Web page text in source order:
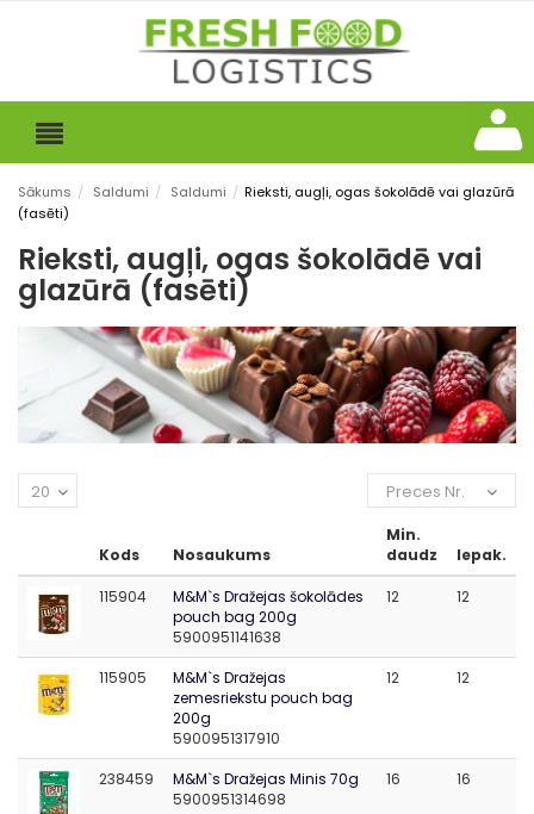
Sākums / Saldumi / Saldumi / Rieksti, augļi, ogas šokolādē vai glazūrā
(fasēti)
Rieksti, augļi, ogas šokolādē vai
glazūrā (fasēti)
Preces Nr.
20
Kods Nosaukums
Min.
daudz
Iepak.
115904
M&M`s Dražejas šokolādes
pouch bag 200g
5900951141638
12 12
115905
M&M`s Dražejas
zemesriekstu pouch bag
200g
5900951317910
12 12
238459
M&M`s Dražejas Minis 70g
5900951314698
16 16